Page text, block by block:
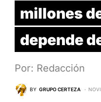
millones
depende
Por: Redacción
BY GRUPO CERTEZA